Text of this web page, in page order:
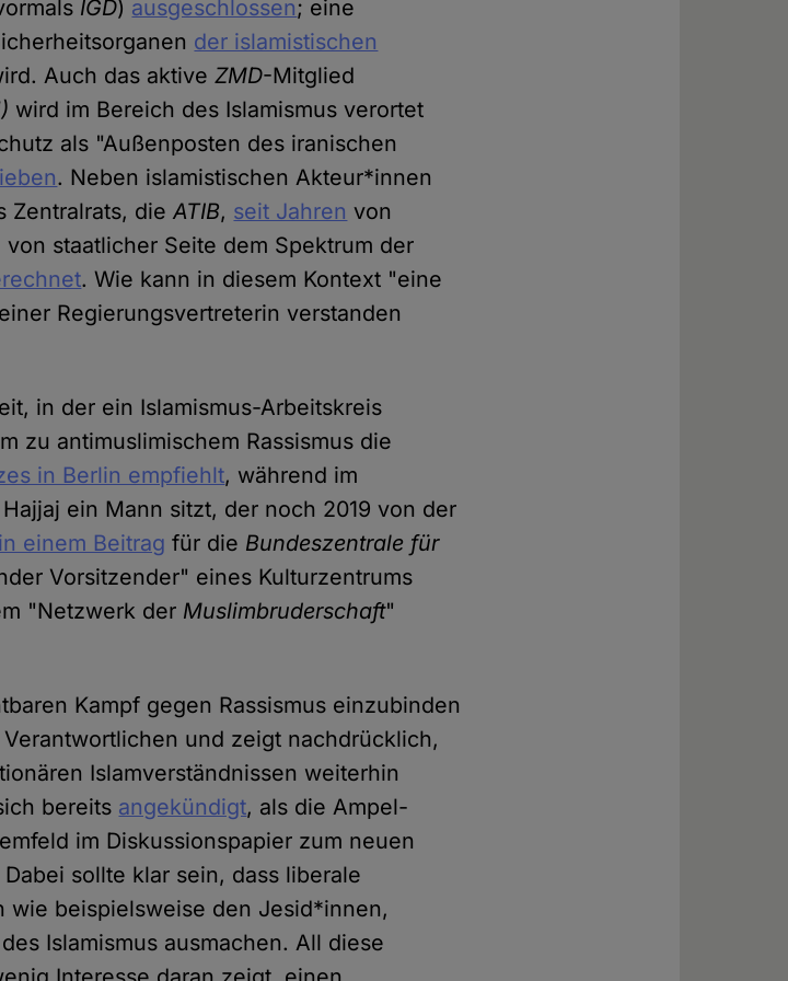
IGD) ausgeschlossen; eine
der islamistischen
Auch das aktiveZMD-Mitglied
wird im Bereich des Islamismus verortet
als "Außenposten des iranischen
. Neben islamistischen Akteur*innen
Zentralrats, dieATIB, seit Jahren von
staatlicher Seite dem Spektrum der
. Wie kann in diesem Kontext "eine
Regierungsvertreterin verstanden
in der ein Islamismus-Arbeitskreis
zu antimuslimischem Rassismus die
in Berlin empfiehlt, während im
ein Mann sitzt, der noch 2019 von der
in einem Beitrag für die Bundeszentrale für
Vorsitzender" eines Kulturzentrums
"Netzwerk der Muslimbruderschaft"
Kampf gegen Rassismus einzubinden
und zeigt nachdrücklich,
Islamverständnissen weiterhin
bereits angekündigt, als die Ampel-
im Diskussionspapier zum neuen
sollte klar sein, dass liberale
beispielsweise den Jesid*innen,
Islamismus ausmachen. All diese